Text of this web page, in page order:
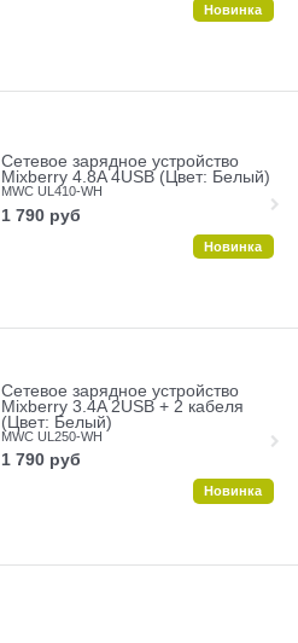
Новинка
Сетевое зарядное устройство
Mixberry 4.8A 4USB (Цвет: Белый)
MWC UL410-WH
1 790 руб
Новинка
Сетевое зарядное устройство
Mixberry 3.4A 2USB + 2 кабеля
(Цвет: Белый)
MWC UL250-WH
1 790 руб
Новинка